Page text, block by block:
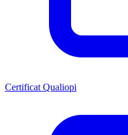
Certificat Qualiopi